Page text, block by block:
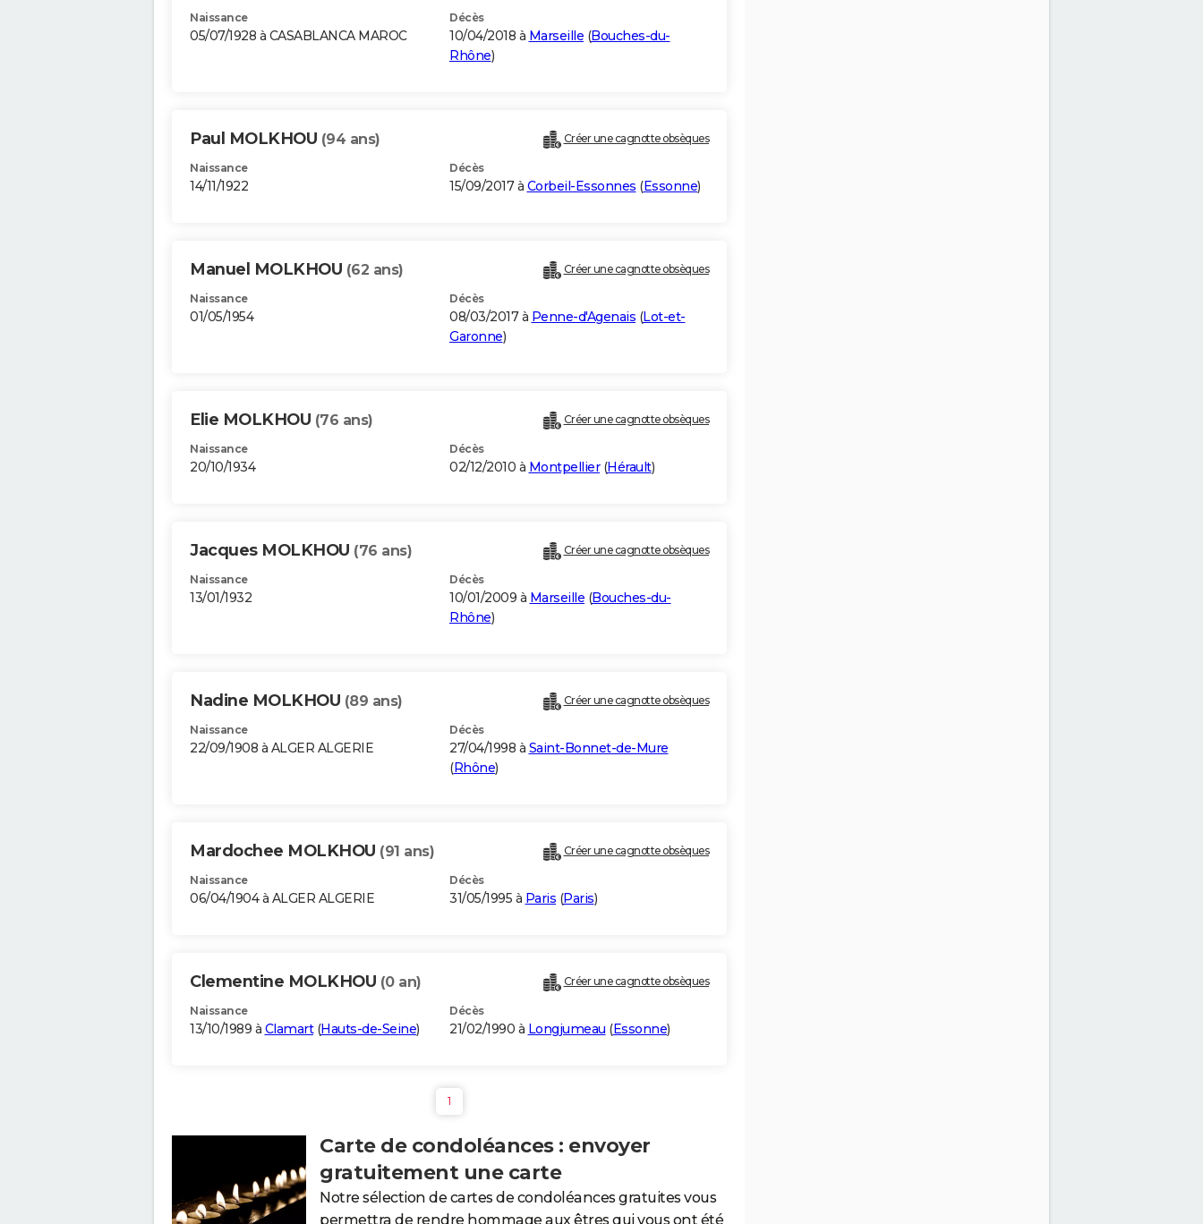
Naissance
05/07/1928 à CASABLANCA MAROC
Décès
10/04/2018 à Marseille (Bouches-du-
Rhône)
Paul MOLKHOU (94 ans) Créer une cagnotte obsèques
Naissance
14/11/1922
Décès
15/09/2017 à Corbeil-Essonnes (Essonne)
Manuel MOLKHOU (62 ans) Créer une cagnotte obsèques
Naissance
01/05/1954
Décès
08/03/2017 à Penne-d'Agenais (Lot-et-
Garonne)
Elie MOLKHOU (76 ans) Créer une cagnotte obsèques
Naissance
20/10/1934
Décès
02/12/2010 à Montpellier(Hérault)
Jacques MOLKHOU (76 ans) Créer une cagnotte obsèques
Naissance
13/01/1932
Décès
10/01/2009 à Marseille (Bouches-du-
Rhône)
Nadine MOLKHOU (89 ans) Créer une cagnotte obsèques
Naissance
22/09/1908 à ALGER ALGERIE
Décès
27/04/1998 à Saint-Bonnet-de-Mure
(Rhône)
Mardochee MOLKHOU (91 ans) Créer une cagnotte obsèques
Naissance
06/04/1904 à ALGER ALGERIE
Décès
31/05/1995 à Paris (Paris)
Clementine MOLKHOU (0 an) Créer une cagnotte obsèques
Naissance
13/10/1989 à Clamart(Hauts-de-Seine)
Décès
21/02/1990 à Longjumeau (Essonne)
1
Carte de condoléances : envoyer
gratuitement une carte
Notre sélection de cartes de condoléances gratuites vous
permettra de rendre hommage aux êtres qui vous ont été